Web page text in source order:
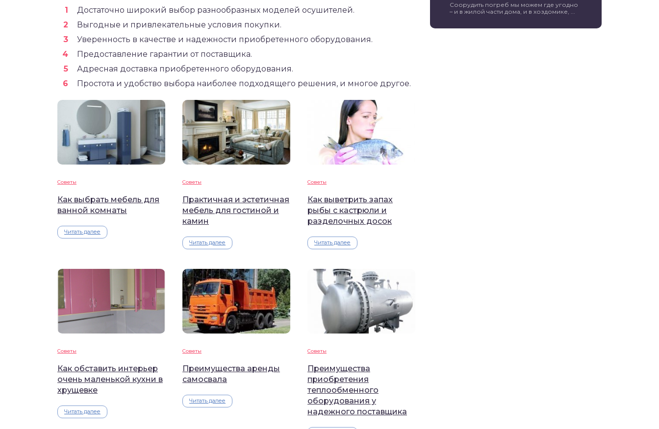
Достаточно широкий выбор разнообразных моделей осушителей.
Выгодные и привлекательные условия покупки.
Уверенность в качестве и надежности приобретенного оборудования.
Предоставление гарантии от поставщика.
Адресная доставка приобретенного оборудования.
Простота и удобство выбора наиболее подходящего решения, и многое другое.
Советы
Как выбрать мебель для
ванной комнаты
Читать далее
Советы
Практичная и эстетичная
мебель для гостиной и
камин
Читать далее
Советы
Как выветрить запах
рыбы с кастрюли и
разделочных досок
Читать далее
Советы
Как обставить интерьер
очень маленькой кухни в
хрущевке
Читать далее
Советы
Преимущества аренды
самосвала
Читать далее
Советы
Преимущества
приобретения
теплообменного
оборудования у
надежного поставщика
Соорудить погреб мы можем где угодно
– и в жилой части дома, и в хоздомике, ...